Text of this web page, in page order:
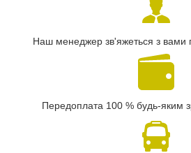
Наш менеджер зв'яжеться з вами
Передоплата 100 % будь-яким